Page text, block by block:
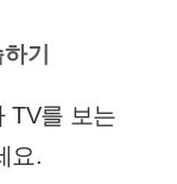
기
TV를 보는
요.